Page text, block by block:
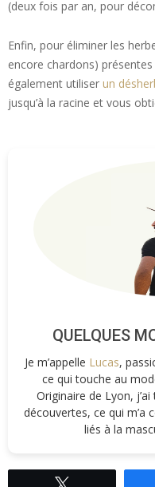
(deux fois par an, pour
Enfin, pour éliminer les
encore chardons)
également utiliser un
jusqu’à la racine et vous
QUELQUES
Je m’appelle Lucas,
ce qui touche au
Originaire de Lyon,
découvertes, ce qui m’a
liés à la